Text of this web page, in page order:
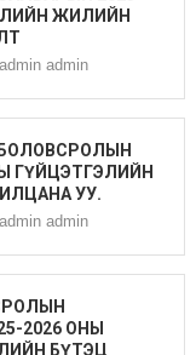
ЖИЛИЙН
admin admin
ГҮЙЦЭТГЭЛИЙН
УУ.
admin admin
2026 ОНЫ
БҮТЭЦ